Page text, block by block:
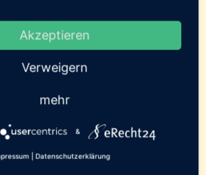
Akzeptieren
Verweigern
mehr
&
Datenschutzerklärung